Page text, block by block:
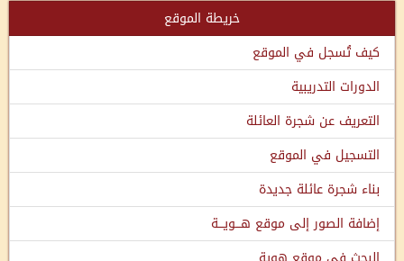
خريطة الموقع
كيف تُسجل في الموقع
الدورات التدريبية
التعريف عن شجرة العائلة
التسجيل في الموقع
بناء شجرة عائلة جديدة
إضافة الصور إلى موقع هـــويـــة